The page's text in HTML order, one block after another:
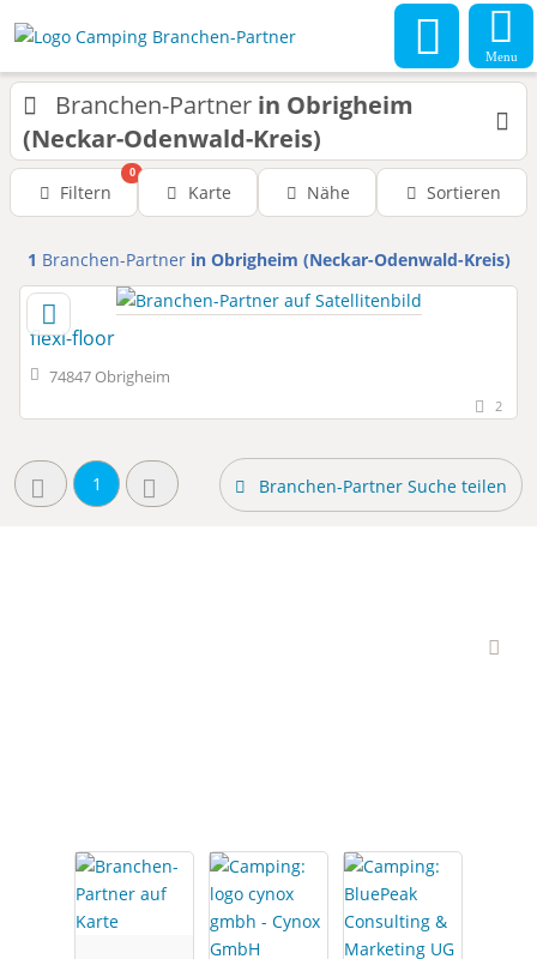
Menu
Branchen-Partner in Obrigheim
(Neckar-Odenwald-Kreis)
Filtern
0
Karte Nähe Sortieren
1 Branchen-Partner in Obrigheim (Neckar-Odenwald-Kreis)
flexi-floor
74847 Obrigheim
2
1 Branchen-Partner Suche teilen